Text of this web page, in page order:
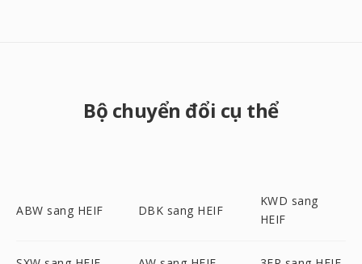
Bộ chuyển đổi cụ thể
ABW sang HEIF DBK sang HEIF
KWD sang
HEIF